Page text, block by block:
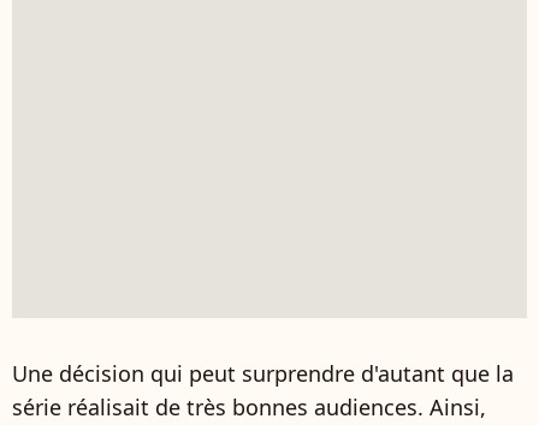
Une décision qui peut surprendre d'autant que la
série réalisait de très bonnes audiences. Ainsi,